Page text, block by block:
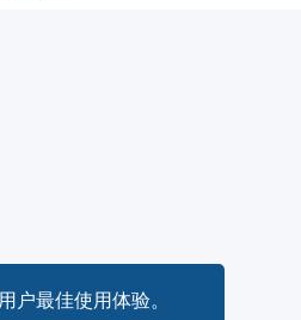
户最佳使用体验。